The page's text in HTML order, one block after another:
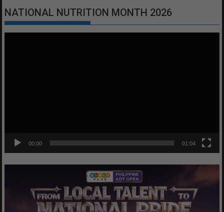
NATIONAL NUTRITION MONTH 2026
00:00 01:04